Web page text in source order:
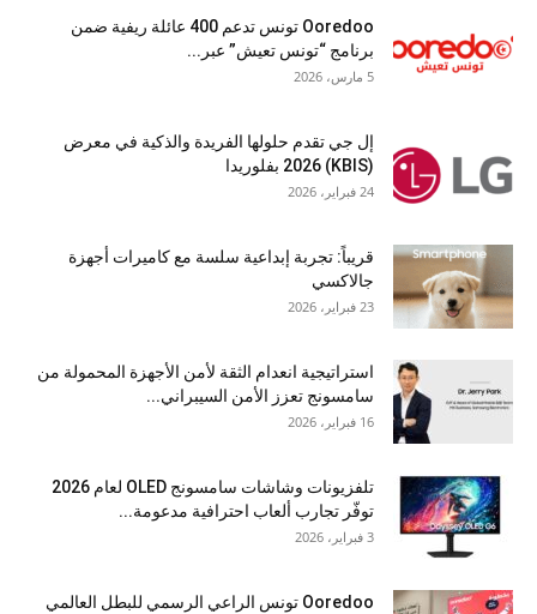
Ooredoo تونس تدعم 400 عائلة ريفية ضمن
برنامج “تونس تعيش” عبر...
5 مارس، 2026
إل جي تقدم حلولها الفريدة والذكية في معرض
(KBIS) 2026 بفلوريدا
24 فبراير، 2026
قريباً: تجربة إبداعية سلسة مع كاميرات أجهزة
جالاكسي
23 فبراير، 2026
استراتيجية انعدام الثقة لأمن الأجهزة المحمولة من
سامسونج تعزز الأمن السيبراني...
16 فبراير، 2026
تلفزيونات وشاشات سامسونج OLED لعام 2026
توفّر تجارب ألعاب احترافية مدعومة...
3 فبراير، 2026
Ooredoo تونس الراعي الرسمي للبطل العالمي